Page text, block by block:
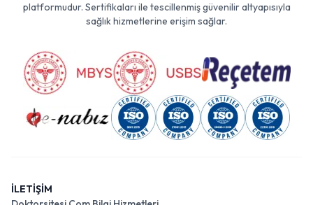
platformudur. Sertifikaları ile tescillenmiş güvenilir altyapısıyla
sağlık hizmetlerine erişim sağlar.
İLETİŞİM